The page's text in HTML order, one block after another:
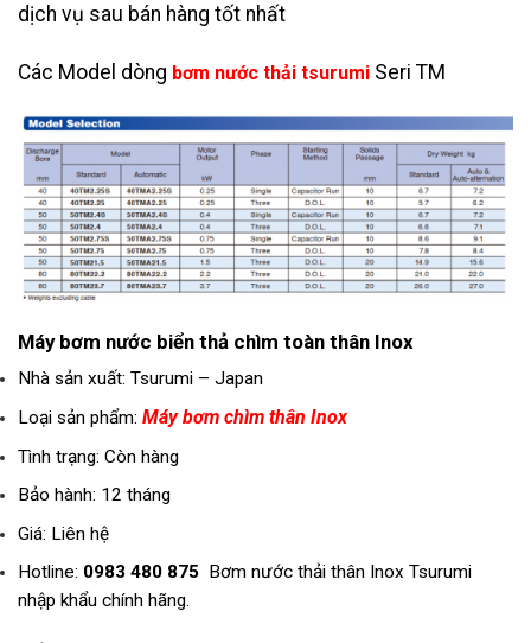
dịch vụ sau bán hàng tốt nhất
Các Model dòng bơm nước thải tsurumi Seri TM
Máy bơm nước biển thả chìm toàn thân Inox
Nhà sản xuất: Tsurumi – Japan
Loại sản phẩm: Máy bơm chìm thân Inox
Tình trạng: Còn hàng
Bảo hành: 12 tháng
Giá: Liên hệ
Hotline: 0983 480 875 Bơm nước thải thân Inox Tsurumi
nhập khẩu chính hãng.